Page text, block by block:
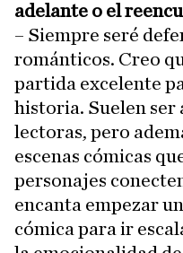
adelante o el
– Siempre seré
románticos. Creo
partida excelente
historia. Suelen ser
lectoras, pero
escenas cómicas
personajes
encanta empezar
cómica para ir